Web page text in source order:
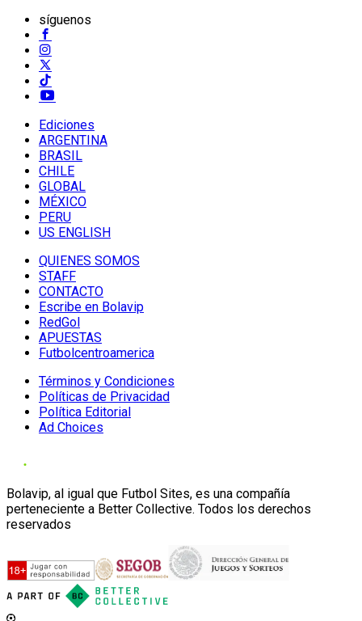
síguenos
Ediciones
ARGENTINA
BRASIL
CHILE
GLOBAL
MÉXICO
PERU
US ENGLISH
QUIENES SOMOS
STAFF
CONTACTO
Escribe en Bolavip
RedGol
APUESTAS
Futbolcentroamerica
Términos y Condiciones
Políticas de Privacidad
Política Editorial
Ad Choices
Bolavip, al igual que Futbol Sites, es una compañía
perteneciente a Better Collective. Todos los derechos
reservados